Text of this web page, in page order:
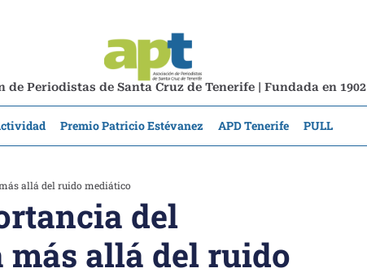
de Periodistas de Santa Cruz de Tenerife | Fundada en 1902
Premio Patricio Estévanez APD Tenerife PULL
allá del ruido mediático
del
allá del ruido